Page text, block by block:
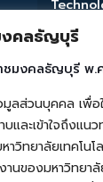
งคลธัญบุรี
ชมงคลธัญบุรี พ.
นบุคคล เพื่อใ
ละเข้าใจถึงแ
วิทยาลัยเทคโ
นของมหาวิทย
สิงหา
คณะวิศว
บรรยาย
สิงห